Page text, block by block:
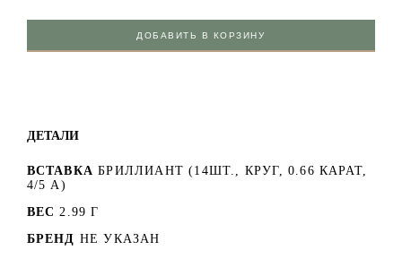
ДОБАВИТЬ В КОРЗИНУ
ДЕТАЛИ
ВСТАВКА БРИЛЛИАНТ (14ШТ., КРУГ, 0.66 КАРАТ,
4/5 А)
ВЕС 2.99 Г
БРЕНД НЕ УКАЗАН